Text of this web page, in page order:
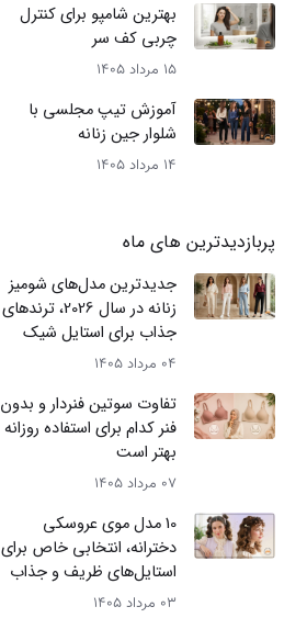
بهترین شامپو برای کنترل
چربی کف سر
15 مرداد 1405
آموزش تیپ مجلسی با
شلوار جین زنانه
14 مرداد 1405
پربازدیدترین های ماه
جدیدترین مدل‌های شومیز
زنانه در سال 2026، ترندهای
جذاب برای استایل شیک
04 مرداد 1405
تفاوت سوتین فنردار و بدون
فنر کدام برای استفاده روزانه
بهتر است
07 مرداد 1405
10 مدل موی عروسکی
دخترانه، انتخابی خاص برای
استایل‌های ظریف و جذاب
03 مرداد 1405